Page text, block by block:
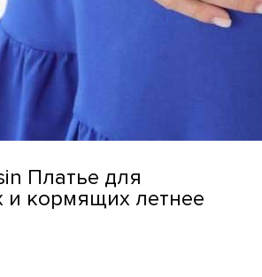
Платье для
и кормящих летнее